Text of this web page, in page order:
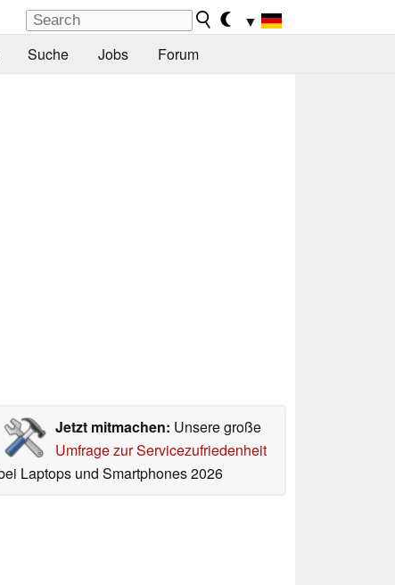
▼
Suche Jobs Forum
Jetzt mitmachen: Unsere große
Umfrage zur Servicezufriedenheit
Laptops und Smartphones 2026